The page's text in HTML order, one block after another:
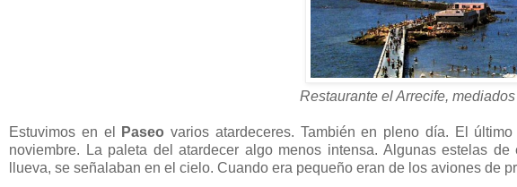
Restaurante el Arrecife,
Estuvimos en el Paseo varios atardeceres. También en pleno día. El
noviembre. La paleta del atardecer algo menos intensa. Algunas estelas
llueva, se señalaban en el cielo. Cuando era pequeño eran de los aviones de